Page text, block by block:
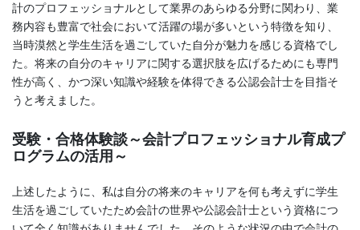
計のプロフェッショナルとして業界のあらゆる分野に関わり、業
務内容も豊富で社会において活躍の場が多いという特徴を知り、
当時漠然と学生生活を過ごしていた自分が魅力を感じる資格でし
た。将来の自分のキャリアに関する選択肢を広げるためにも専門
性が高く、かつ深い知識や経験を体得できる公認会計士を目指そ
うと考えました。
受験・合格体験談～会計プロフェッショナル育成プ
ログラムの活用～
上述したように、私は自分の将来のキャリアを何も考えずに学生
生活を過ごしていたため会計の世界や公認会計士という資格につ